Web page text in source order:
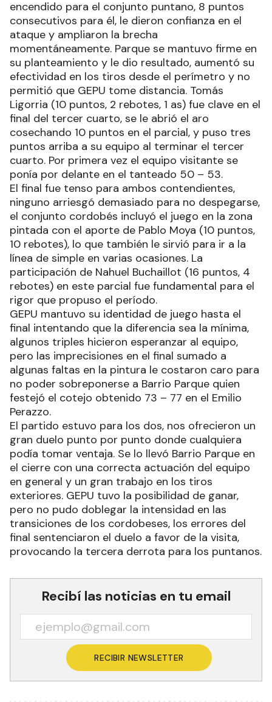
encendido para el conjunto puntano, 8 puntos
consecutivos para él, le dieron confianza en el
ataque y ampliaron la brecha
momentáneamente. Parque se mantuvo firme en
su planteamiento y le dio resultado, aumentó su
efectividad en los tiros desde el perímetro y no
permitió que GEPU tome distancia. Tomás
Ligorria (10 puntos, 2 rebotes, 1 as) fue clave en el
final del tercer cuarto, se le abrió el aro
cosechando 10 puntos en el parcial, y puso tres
puntos arriba a su equipo al terminar el tercer
cuarto. Por primera vez el equipo visitante se
ponía por delante en el tanteado 50 – 53.
El final fue tenso para ambos contendientes,
ninguno arriesgó demasiado para no despegarse,
el conjunto cordobés incluyó el juego en la zona
pintada con el aporte de Pablo Moya (10 puntos,
10 rebotes), lo que también le sirvió para ir a la
línea de simple en varias ocasiones. La
participación de Nahuel Buchaillot (16 puntos, 4
rebotes) en este parcial fue fundamental para el
rigor que propuso el período.
GEPU mantuvo su identidad de juego hasta el
final intentando que la diferencia sea la mínima,
algunos triples hicieron esperanzar al equipo,
pero las imprecisiones en el final sumado a
algunas faltas en la pintura le costaron caro para
no poder sobreponerse a Barrio Parque quien
festejó el cotejo obtenido 73 – 77 en el Emilio
Perazzo.
El partido estuvo para los dos, nos ofrecieron un
gran duelo punto por punto donde cualquiera
podía tomar ventaja. Se lo llevó Barrio Parque en
el cierre con una correcta actuación del equipo
en general y un gran trabajo en los tiros
exteriores. GEPU tuvo la posibilidad de ganar,
pero no pudo doblegar la intensidad en las
transiciones de los cordobeses, los errores del
final sentenciaron el duelo a favor de la visita,
provocando la tercera derrota para los puntanos.
Recibí las noticias en tu email
RECIBIR NEWSLETTER